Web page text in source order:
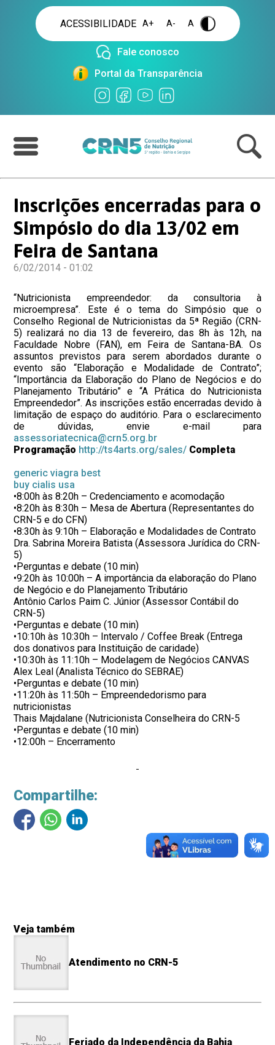
ACESSIBILIDADE A+ A- A .
Fale conosco
Portal da Transparência
Inscrições encerradas para o
Simpósio do dia 13/02 em
Feira de Santana
6/02/2014 - 01:02
“Nutricionista empreendedor: da consultoria à
microempresa”. Este é o tema do Simpósio que o
Conselho Regional de Nutricionistas da 5ª Região (CRN-
5) realizará no dia 13 de fevereiro, das 8h às 12h, na
Faculdade Nobre (FAN), em Feira de Santana-BA. Os
assuntos previstos para serem abordados durante o
evento são “Elaboração e Modalidade de Contrato”;
“Importância da Elaboração do Plano de Negócios e do
Planejamento Tributário” e “A Prática do Nutricionista
Empreendedor”. As inscrições estão encerradas devido à
limitação de espaço do auditório. Para o esclarecimento
de dúvidas, envie e-mail para
assessoriatecnica@crn5.org.br
Programação http://ts4arts.org/sales/ Completa
generic viagra best
buy cialis usa
•8:00h às 8:20h – Credenciamento e acomodação
•8:20h às 8:30h – Mesa de Abertura (Representantes do
CRN-5 e do CFN)
•8:30h às 9:10h – Elaboração e Modalidades de Contrato
Dra. Sabrina Moreira Batista (Assessora Jurídica do CRN-
5)
•Perguntas e debate (10 min)
•9:20h às 10:00h – A importância da elaboração do Plano
de Negócio e do Planejamento Tributário
Antônio Carlos Paim C. Júnior (Assessor Contábil do
CRN-5)
•Perguntas e debate (10 min)
•10:10h às 10:30h – Intervalo / Coffee Break (Entrega
dos donativos para Instituição de caridade)
•10:30h às 11:10h – Modelagem de Negócios CANVAS
Alex Leal (Analista Técnico do SEBRAE)
•Perguntas e debate (10 min)
•11:20h às 11:50h – Empreendedorismo para
nutricionistas
Thais Majdalane (Nutricionista Conselheira do CRN-5
•Perguntas e debate (10 min)
•12:00h – Encerramento
Compartilhe:
Veja também
Atendimento no CRN-5
Feriado da Independência da Bahia